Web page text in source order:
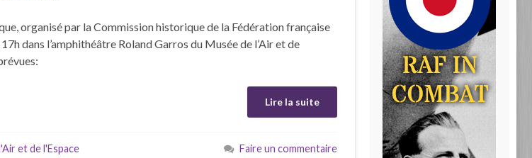
organisé par la Commission historique de la Fédération française
dans l’amphithéâtre Roland Garros du Musée de l’Air et de
Lire la suite
et de l'Espace Faire un commentaire